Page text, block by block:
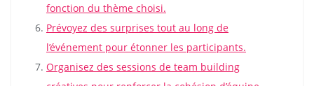
fonction du thème choisi.
Prévoyez des surprises tout au long de
l’événement pour étonner les participants.
Organisez des sessions de team building